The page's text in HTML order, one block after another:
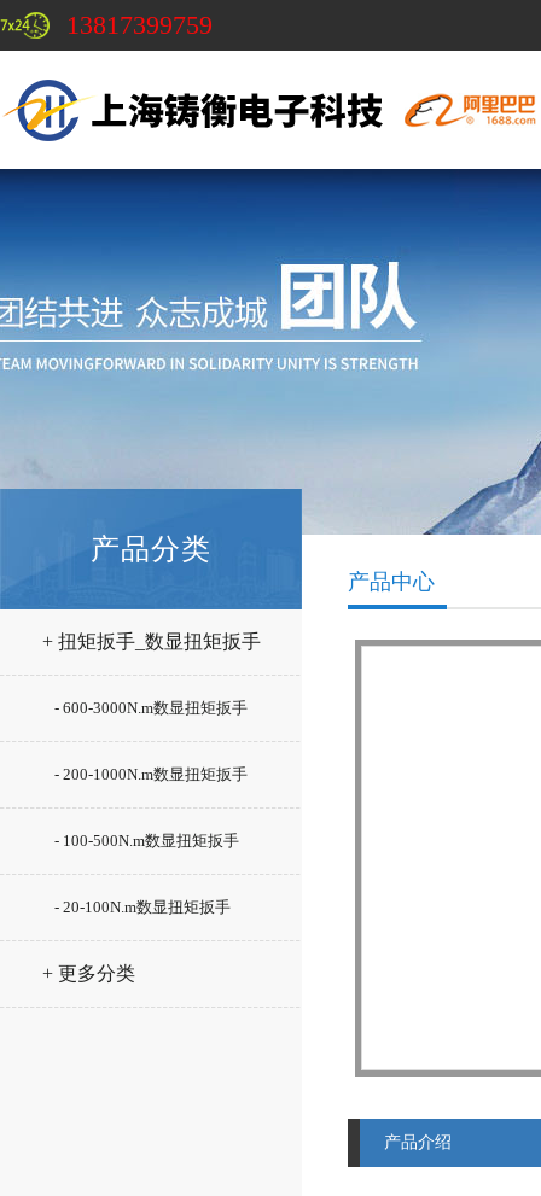
13817399759
产品分类
+ 扭矩扳手_数显扭矩扳手
- 600-3000N.m数显扭矩扳手
- 200-1000N.m数显扭矩扳手
- 100-500N.m数显扭矩扳手
- 20-100N.m数显扭矩扳手
+ 更多分类
产品中心
产品介绍